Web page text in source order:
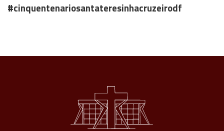
#cinquentenariosantateresinhacruzeirodf